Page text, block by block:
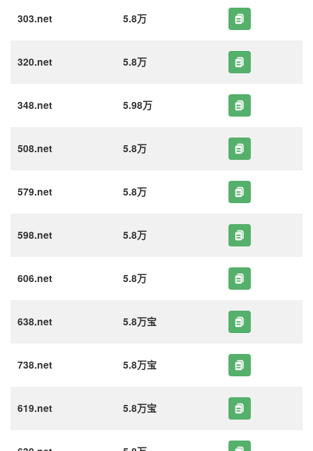
303.net 5.8万
320.net 5.8万
348.net 5.98万
508.net 5.8万
579.net 5.8万
598.net 5.8万
606.net 5.8万
638.net 5.8万宝
738.net 5.8万宝
619.net 5.8万宝